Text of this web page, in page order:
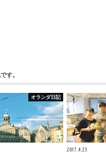
す。
オランダ日記
2017.4.23